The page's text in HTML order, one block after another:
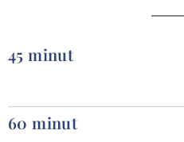
45 minut
60 minut